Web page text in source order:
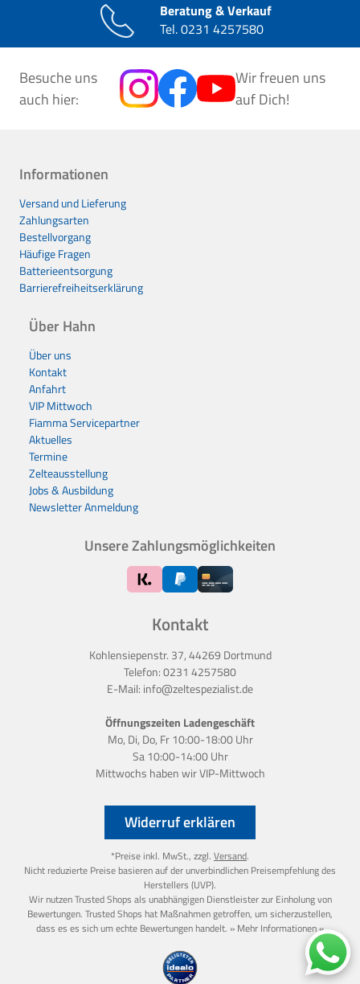
Beratung & Verkauf
Tel.0231 4257580
Besuche uns
auch hier:
Wir freuen uns
auf Dich!
Widerruf erklären
*Preise inkl. MwSt., zzgl. Versand.
Nicht reduzierte Preise basieren auf der unverbindlichen Preisempfehlung des
Herstellers (UVP).
Wir nutzen Trusted Shops als unabhängigen Dienstleister zur Einholung von
Bewertungen. Trusted Shops hat Maßnahmen getroffen, um sicherzustellen,
dass es es sich um echte Bewertungen handelt. » Mehr Informationen «
Informationen
Versand und Lieferung
Zahlungsarten
Bestellvorgang
Häufige Fragen
Batterieentsorgung
Barrierefreiheitserklärung
Über Hahn
Über uns
Kontakt
Anfahrt
VIP Mittwoch
Fiamma Servicepartner
Aktuelles
Termine
Zelteausstellung
Jobs & Ausbildung
Newsletter Anmeldung
Kontakt
Kohlensiepenstr. 37, 44269 Dortmund
Telefon:0231 4257580
E-Mail: info@zeltespezialist.de
Öffnungszeiten Ladengeschäft
Mo, Di, Do, Fr 10:00-18:00 Uhr
Sa 10:00-14:00 Uhr
Mittwochs haben wirVIP-Mittwoch
Unsere Zahlungsmöglichkeiten